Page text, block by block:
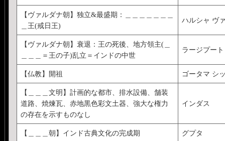
【ヴァルダナ朝】独立&最盛期：＿＿＿＿＿＿＿
＿王(戒日王)
ハルシャ ヴ
【ヴァルダナ朝】衰退：王の死後、地方領主(＿
＿＿＿＝王の子)乱立＝インドの中世
ラージプート
【仏教】開祖 ゴータマ シ
【＿＿＿文明】計画的な都市、排水設備、舗装
道路、焼煉瓦、赤地黒色彩文土器、強大な権力
の存在を示すものなし
インダス
【＿＿＿朝】インド古典文化の完成期 グプタ